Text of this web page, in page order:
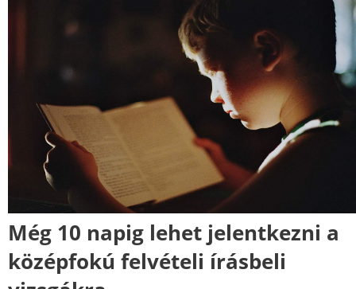
Még 10 napig lehet jelentkezni a
középfokú felvételi írásbeli